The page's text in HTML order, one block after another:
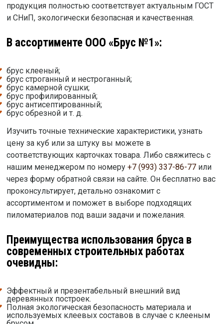
продукция полностью соответствует актуальным ГОСТ
и СНиП, экологически безопасная и качественная.
В ассортименте ООО «Брус №1»:
брус клееный;
брус строганный и нестроганный;
брус камерной сушки;
брус профилированный;
брус антисептированный;
брус обрезной и т. д.
Изучить точные технические характеристики, узнать
цену за куб или за штуку вы можете в
соответствующих карточках товара. Либо свяжитесь с
нашим менеджером по номеру +7 (993) 337-86-77или
через форму обратной связи на сайте. Он бесплатно вас
проконсультирует, детально ознакомит с
ассортиментом и поможет в выборе подходящих
пиломатериалов под ваши задачи и пожелания.
Преимущества использования бруса в
современных строительных работах
очевидны:
Эффектный и презентабельный внешний вид
деревянных построек.
Полная экологическая безопасность материала и
используемых клеевых составов в случае с клееным